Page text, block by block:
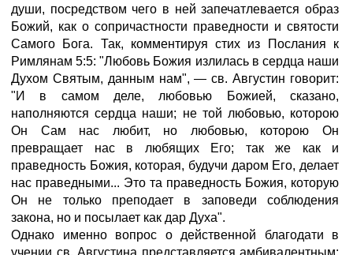
души, посредством чего в ней запечатлевается образ
Божий, как о сопричастности праведности и святости
Самого Бога. Так, комментируя стих из Послания к
Римлянам 5:5: "Любовь Божия излилась в сердца наши
Духом Святым, данным нам", — св. Августин говорит:
"И в самом деле, любовью Божией, сказано,
наполняются сердца наши; не той любовью, которою
Он Сам нас любит, но любовью, которою Он
превращает нас в любящих Его; так же как и
праведность Божия, которая, будучи даром Его, делает
нас праведными... Это та праведность Божия, которую
Он не только преподает в заповеди соблюдения
закона, но и посылает как дар Духа".
Однако именно вопрос о действенной благодати в
учении св. Августина представляется амбивалентным;